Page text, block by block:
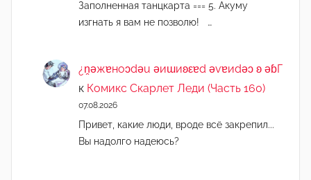
Заполненная танцкарта === 5. Акуму
изгнать я вам не позволю! …
¿n̯ǝжɐноɔdǝu ǝиɯиʚεɐd ǝvɐиdǝɔ ʚ ǝɓГ
к Комикс Скарлет Леди (Часть 160)
07.08.2026
Привет, какие люди, вроде всё закрепил...
Вы надолго надеюсь?